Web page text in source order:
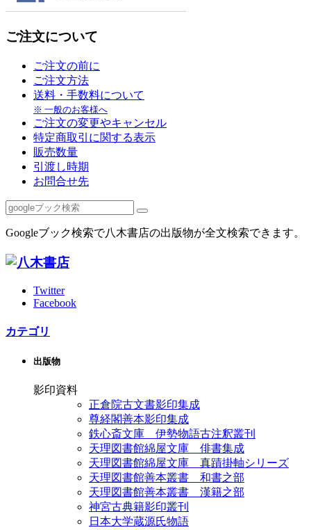
ご注文について
ご注文の前に
ご注文方法
送料・手数料について
※ 一般のお客様へ
ご注文の変更やキャンセル
特定商取引に関する表示
販売数量
引渡し時期
お問合せ先
Googleブック検索で八木書店の出版物が全文検索できます。
Twitter
Facebook
カテゴリ
出版物
影印資料
正倉院古文書影印集成
尊経閣善本影印集成
鉄心斎文庫 伊勢物語古注釈叢刊
天理図書館綿屋文庫 俳書集成
天理図書館綿屋文庫 真蹟掛軸シリーズ
天理図書館善本叢書 和書之部
天理図書館善本叢書 漢籍之部
神宮古典籍影印叢刊
日本大学蔵源氏物語